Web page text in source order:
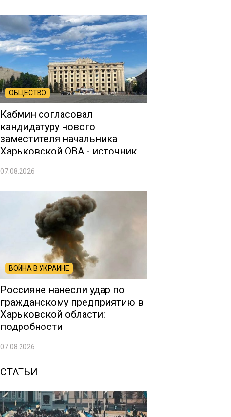
ОБЩЕСТВО
Кабмин согласовал
кандидатуру нового
заместителя начальника
Харьковской ОВА - источник
07.08.2026
ВОЙНА В УКРАИНЕ
Россияне нанесли удар по
гражданскому предприятию в
Харьковской области:
подробности
07.08.2026
СТАТЬИ